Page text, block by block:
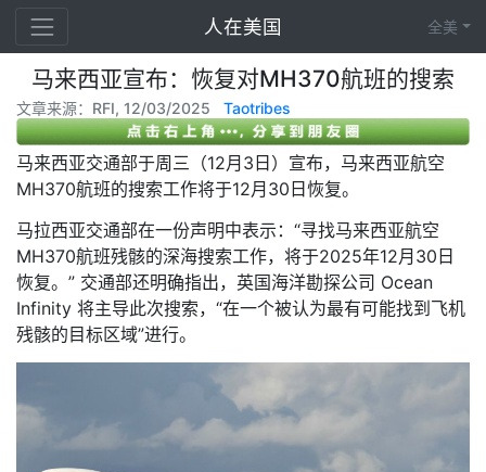
人在美国 全美
马来西亚宣布：恢复对MH370航班的搜索
文章来源：RFI, 12/03/2025 Taotribes
马来西亚交通部于周三（12月3日）宣布，马来西亚航空
MH370航班的搜索工作将于12月30日恢复。
马拉西亚交通部在一份声明中表示：“寻找马来西亚航空
MH370航班残骸的深海搜索工作，将于2025年12月30日
恢复。” 交通部还明确指出，英国海洋勘探公司 Ocean
Infinity 将主导此次搜索，“在一个被认为最有可能找到飞机
残骸的目标区域”进行。